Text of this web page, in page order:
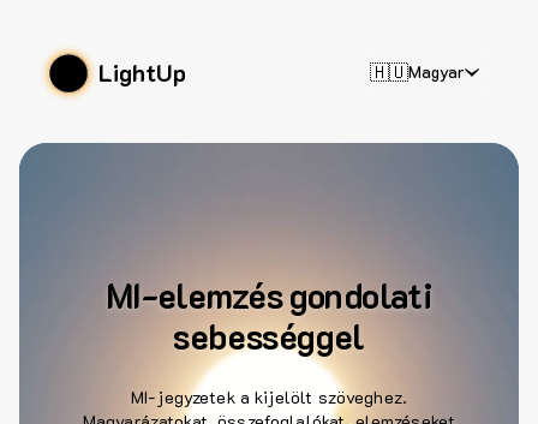
LightUp 🇭🇺Magyar
MI-elemzés gondolati
sebességgel
MI-jegyzetek a kijelölt szöveghez.